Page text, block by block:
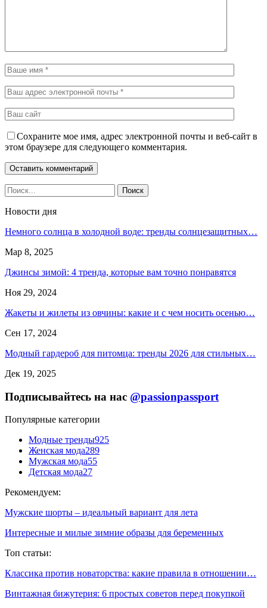
Сохраните мое имя, адрес электронной почты и веб-сайт в
этом браузере для следующего комментария.
Новости дня
Немного солнца в холодной воде: тренды солнцезащитных…
Мар 8, 2025
Джинсы зимой: 4 тренда, которые вам точно понравятся
Ноя 29, 2024
Жакеты и жилеты из овчины: какие и с чем носить осенью…
Сен 17, 2024
Модный гардероб для питомца: тренды 2026 для стильных…
Дек 19, 2025
Подписывайтесь на нас @passionpassport
Популярные категории
Модные тренды925
Женская мода289
Мужская мода55
Детская мода27
Рекомендуем:
Мужские шорты – идеальный вариант для лета
Интересные и милые зимние образы для беременных
Топ статьи:
Классика против новаторства: какие правила в отношении…
Винтажная бижутерия: 6 простых советов перед покупкой